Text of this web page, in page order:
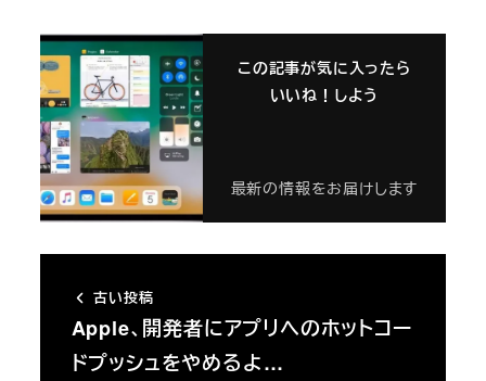
この記事が気に入ったら
いいね！しよう
最新の情報をお届けします
古い投稿
Apple、開発者にアプリへのホットコー
ドプッシュをやめるよ…